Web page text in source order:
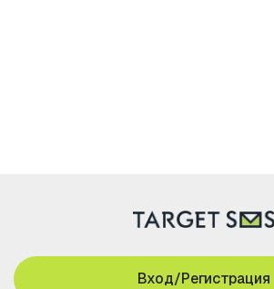
Вход/Регистрация